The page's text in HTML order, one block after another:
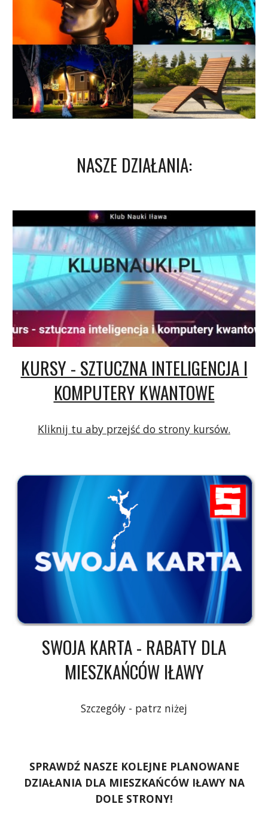
NASZE DZIAŁANIA:
KURSY - SZTUCZNA INTELIGENCJA I
KOMPUTERY KWANTOWE
Kliknij tu aby przejść do strony kursów.
SWOJA KARTA - RABATY DLA
MIESZKAŃCÓW IŁAWY
Szczegóły - patrz niżej
SPRAWDŹ NASZE KOLEJNE PLANOWANE
DZIAŁANIA DLA MIESZKAŃCÓW IŁAWY NA
DOLE STRONY!